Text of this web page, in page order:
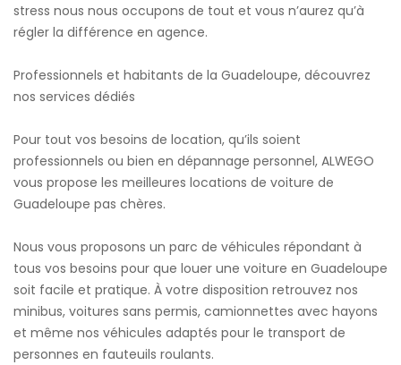
stress nous nous occupons de tout et vous n’aurez qu’à
régler la différence en agence.
Professionnels et habitants de la Guadeloupe, découvrez
nos services dédiés
Pour tout vos besoins de location, qu’ils soient
professionnels ou bien en dépannage personnel, ALWEGO
vous propose les meilleures locations de voiture de
Guadeloupe pas chères.
Nous vous proposons un parc de véhicules répondant à
tous vos besoins pour que louer une voiture en Guadeloupe
soit facile et pratique. À votre disposition retrouvez nos
minibus, voitures sans permis, camionnettes avec hayons
et même nos véhicules adaptés pour le transport de
personnes en fauteuils roulants.